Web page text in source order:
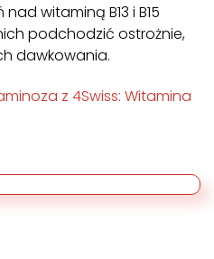
witaminą B13 i B15
podchodzić ostrożnie,
dawkowania.
z 4Swiss: Witamina